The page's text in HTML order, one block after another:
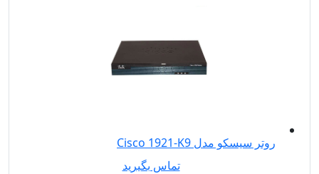
روتر سیسکو مدل Cisco 1921-K9
تماس بگیرید